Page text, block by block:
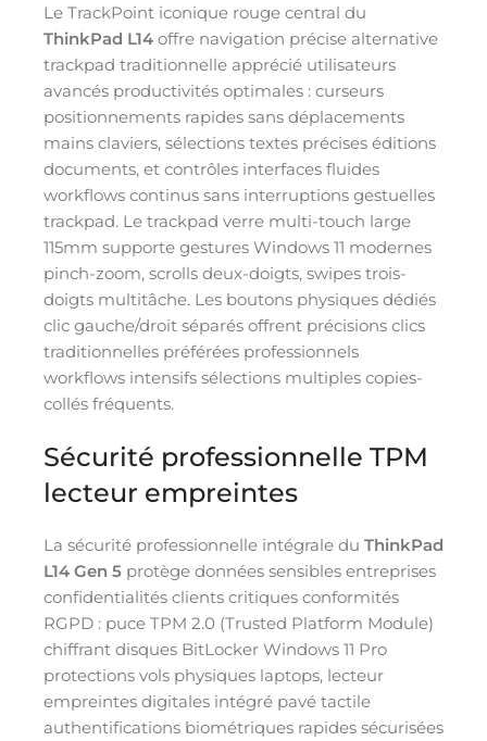
Le TrackPoint iconique rouge central du
ThinkPad L14 offre navigation précise alternative
trackpad traditionnelle apprécié utilisateurs
avancés productivités optimales : curseurs
positionnements rapides sans déplacements
mains claviers, sélections textes précises éditions
documents, et contrôles interfaces fluides
workflows continus sans interruptions gestuelles
trackpad. Le trackpad verre multi-touch large
115mm supporte gestures Windows 11 modernes
pinch-zoom, scrolls deux-doigts, swipes trois-
doigts multitâche. Les boutons physiques dédiés
clic gauche/droit séparés offrent précisions clics
traditionnelles préférées professionnels
workflows intensifs sélections multiples copies-
collés fréquents.
Sécurité professionnelle TPM
lecteur empreintes
La sécurité professionnelle intégrale du ThinkPad
L14 Gen 5 protège données sensibles entreprises
confidentialités clients critiques conformités
RGPD : puce TPM 2.0 (Trusted Platform Module)
chiffrant disques BitLocker Windows 11 Pro
protections vols physiques laptops, lecteur
empreintes digitales intégré pavé tactile
authentifications biométriques rapides sécurisées